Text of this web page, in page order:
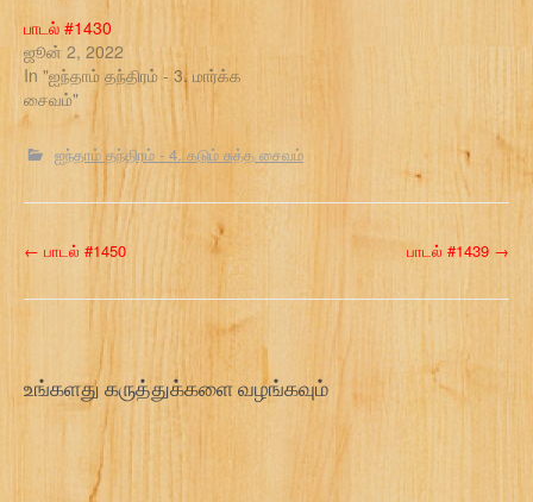
பாடல் #1430
ஜூன் 2, 2022
In "ஐந்தாம் தந்திரம் - 3. மார்க்க
சைவம்"
ஐந்தாம் தந்திரம் - 4. கடும் சுத்த சைவம்
P
o
t
← பாடல் #1450 பாடல் #1439 →
உங்களது கருத்துக்களை வழங்கவும்